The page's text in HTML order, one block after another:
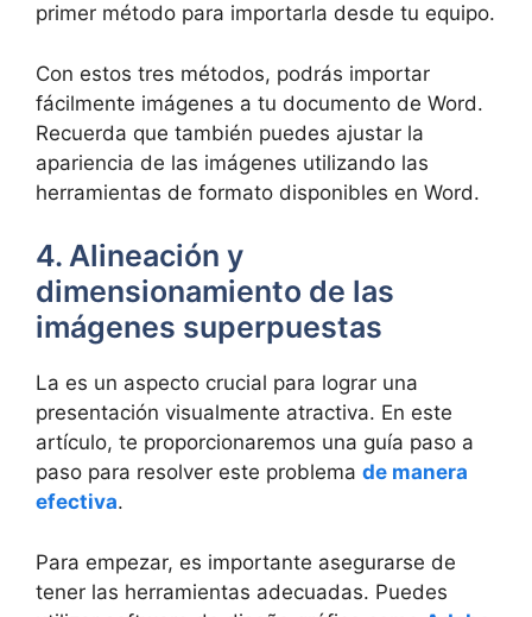
primer método para importarla desde tu equipo.
Con estos tres métodos, podrás importar
fácilmente imágenes a tu documento de Word.
Recuerda que también puedes ajustar la
apariencia de las imágenes utilizando las
herramientas de formato disponibles en Word.
4. Alineación y
dimensionamiento de las
imágenes superpuestas
La es un aspecto crucial para lograr una
presentación visualmente atractiva. En este
artículo, te proporcionaremos una guía paso a
paso para resolver este problema de manera
efectiva.
Para empezar, es importante asegurarse de
tener las herramientas adecuadas. Puedes